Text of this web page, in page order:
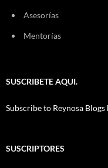
Asesorías
Mentorías
SUSCRIBETE AQUI.
Subscribe to Reynosa Blogs
SUSCRIPTORES